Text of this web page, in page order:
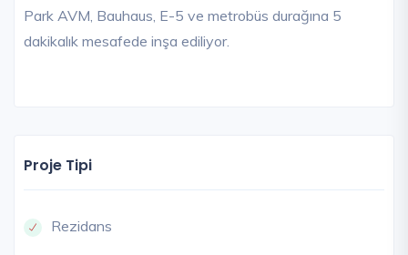
Park AVM, Bauhaus, E-5 ve metrobüs durağına 5
dakikalık mesafede inşa ediliyor.
Proje Tipi
Rezidans